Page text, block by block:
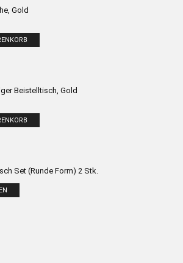
Gold
Beistelltisch, Gold
Set (Runde Form) 2 Stk.